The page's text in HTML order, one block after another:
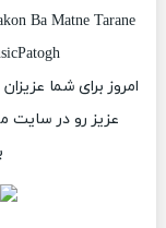
Ba Matne Tarane
امروز برای شما
عزیز رو در سایت